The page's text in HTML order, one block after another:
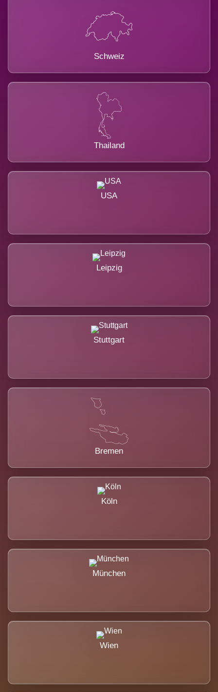
Schweiz
Thailand
USA
Leipzig
Stuttgart
Bremen
Köln
München
Wien